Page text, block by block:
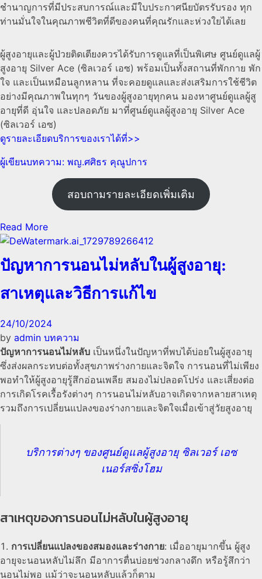
ชำนาญการที่มีประสบการณ์และมีใบประกาศนียบัตรรับรอง ทุก
ท่านมั่นใจในคุณภาพชีวิตที่ดีของคนที่คุณรักและห่วงใยได้เลย
ผู้สูงอายุและผู้ป่วยติดเตียงควรได้รับการดูแลที่เป็นพิเศษ ศูนย์ดูแลผู้
สูงอายุ Silver Ace (ซิลเวอร์ เอซ) พร้อมเป็นทั้งสถานที่พักกาย พัก
ใจ และเป็นเหมือนลูกหลาน ที่จะคอยดูแลและส่งเสริมการใช้ชีวิต
อย่างมีคุณภาพในทุกๆ วันของผู้สูงอายุทุกคน มองหาศูนย์ดูแลผู้สู
อายุที่ดี อุ่นใจ และปลอดภัย มาที่ศูนย์ดูแลผู้สูงอายุ Silver Ace
(ซิลเวอร์ เอซ)
ดูรายละเอียดบริการของเราได้ที่>>
ผู้เขียนบทความ: พญ.ศศิธร คุณูปการ
สอบถามรายละเอียดเพิ่มเติม
Read More
ปัญหาการนอนไม่หลับในผู้สูงอายุ:
สาเหตุและวิธีการแก้ไข
24/10/2024
by admin บทความ
ปัญหาการนอนไม่หลับ เป็นหนึ่งในปัญหาที่พบได้บ่อยในผู้สูงอายุ
ซึ่งส่งผลกระทบต่อทั้งสุขภาพร่างกายและจิตใจ การนอนที่ไม่เพียง
พอทำให้ผู้สูงอายุรู้สึกอ่อนเพลีย สมองไม่ปลอดโปร่ง และเสี่ยงต่อ
การเกิดโรคเรื้อรังต่างๆ การนอนไม่หลับอาจเกิดจากหลายสาเหตุ
รวมถึงการเปลี่ยนแปลงของร่างกายและจิตใจเมื่อเข้าสู่วัยสูงอายุ
บริการต่างๆ ของศูนย์ดูแลผู้สูงอายุ ซิลเวอร์ เอซ
เนอร์สซิ่งโฮม
สาเหตุของการนอนไม่หลับในผู้สูงอายุ
การเปลี่ยนแปลงของสมองและร่างกาย: เมื่ออายุมากขึ้น ผู้สูง
อายุจะนอนหลับไม่ลึก มีอาการตื่นบ่อยช่วงกลางดึก หรือรู้สึกว่า
นอนไม่พอ แม้ว่าจะนอนหลับแล้วก็ตาม